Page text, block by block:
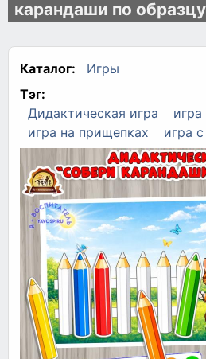
карандаши по
Каталог:
Игры
Тэг:
Дидактическая игра
игра
игра на прищепках
игра